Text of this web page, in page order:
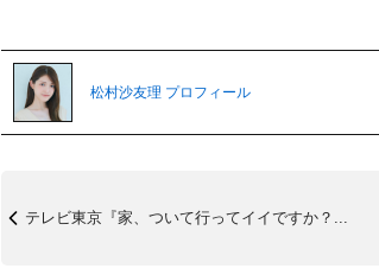
松村沙友理 プロフィール
テレビ東京『家、ついて行ってイイですか？...